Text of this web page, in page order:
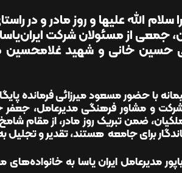
الله علیها و روز مادر و در
از مسئولان شرکت ایران‌یاسا
حسین خانی و شهید غلامحسین
با حضور مسعود میرزائی فرمانده
شرکت و مشاور فرهنگی مدیرعامل،
ضمن تبریک روز مادر، از مقام شامخ
برای جامعه هستند، تقدیر و تجلیل
مدیرعامل ایران یاسا به خانواده‌های